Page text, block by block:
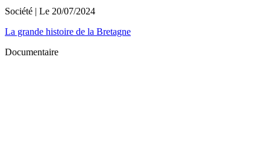
Société | Le 20/07/2024
La grande histoire de la Bretagne
Documentaire